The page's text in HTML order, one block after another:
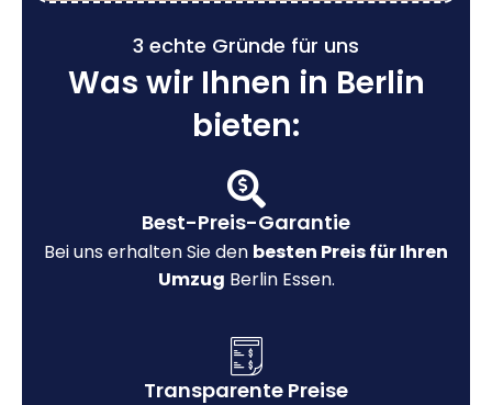
3 echte Gründe für uns
Was wir Ihnen in Berlin
bieten:
Best-Preis-Garantie
Bei uns erhalten Sie den besten Preis für Ihren
Umzug Berlin Essen.
Transparente Preise